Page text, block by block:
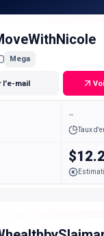
Mega
l'e-mail
-
Taux